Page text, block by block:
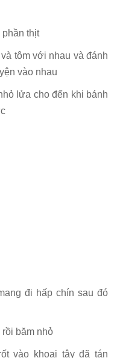
phần thịt
tôm với nhau và đánh
vào nhau
lửa cho đến khi bánh
đi hấp chín sau đó
băm nhỏ
vào khoai tây đã tán